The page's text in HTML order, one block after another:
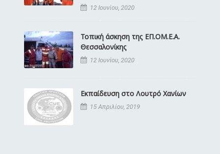
12 Ιουνίου, 2020
Τοπική άσκηση της ΕΠ.ΟΜ.Ε.Α.
Θεσσαλονίκης
12 Ιουνίου, 2020
Εκπαίδευση στο Λουτρό Χανίων
15 Απριλίου, 2019